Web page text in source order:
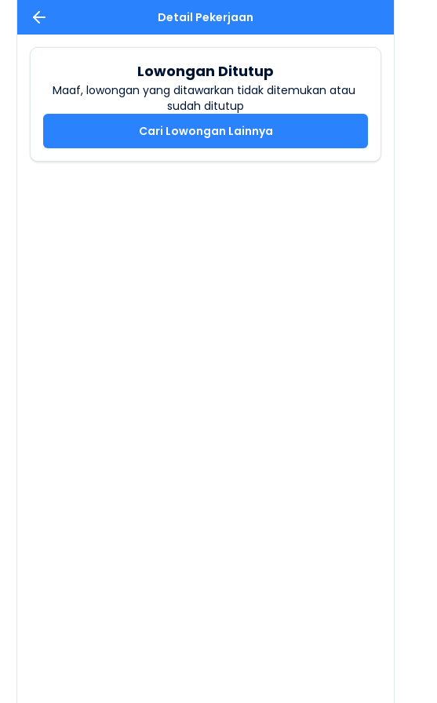
Detail Pekerjaan
Lowongan Ditutup
Maaf, lowongan yang ditawarkan tidak ditemukan atau
sudah ditutup
Cari Lowongan Lainnya